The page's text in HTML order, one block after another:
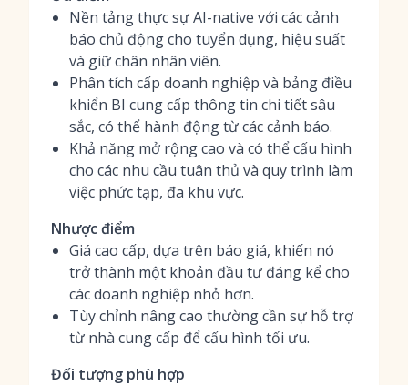
Nền tảng thực sự AI-native với các cảnh
báo chủ động cho tuyển dụng, hiệu suất
và giữ chân nhân viên.
Phân tích cấp doanh nghiệp và bảng điều
khiển BI cung cấp thông tin chi tiết sâu
sắc, có thể hành động từ các cảnh báo.
Khả năng mở rộng cao và có thể cấu hình
cho các nhu cầu tuân thủ và quy trình làm
việc phức tạp, đa khu vực.
Nhược điểm
Giá cao cấp, dựa trên báo giá, khiến nó
trở thành một khoản đầu tư đáng kể cho
các doanh nghiệp nhỏ hơn.
Tùy chỉnh nâng cao thường cần sự hỗ trợ
từ nhà cung cấp để cấu hình tối ưu.
Đối tượng phù hợp